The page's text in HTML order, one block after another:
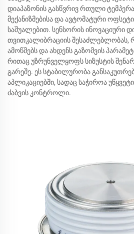
დიაპაზონის გასწვრივ რთული
მექანიზმებისა და ავტომატური
საშუალებით. სენსორის ინოვაციური
თვითკალიბრაციის შესაძლებლობას,
ამოწმებს და ახდენს გაზომვის
რითაც უზრუნველყოფს სიზუსტის
გარეშე. ეს სტაბილურობა
აპლიკაციებში, სადაც საჭიროა
ძაბვის კონტროლი.